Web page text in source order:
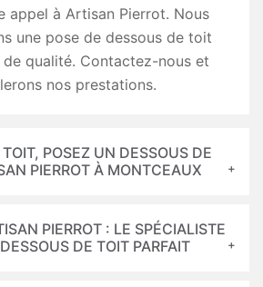
appel à Artisan Pierrot. Nous
une pose de dessous de toit
de qualité. Contactez-nous et
nos prestations.
POSEZ UN DESSOUS DE
PIERROT À MONTCEAUX
PIERROT : LE SPÉCIALISTE
DE TOIT PARFAIT